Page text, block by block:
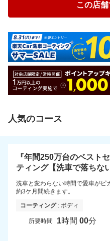
この店
人気のコース
『年間250万台のベスト
ティング【洗車で落ちな
洗車と変わらない時間で愛車がピ
約3ケ月間続きます。
コーティング: ボディ
所要時間 1時間 00分